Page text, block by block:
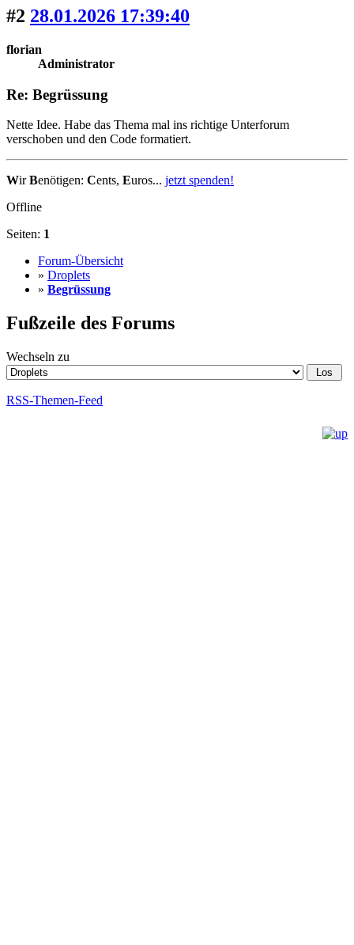
#2 28.01.2026 17:39:40
florian
Administrator
Re: Begrüssung
Nette Idee. Habe das Thema mal ins richtige Unterforum
verschoben und den Code formatiert.
WirBenötigen: Cents, Euros... jetzt spenden!
Offline
Seiten: 1
Forum-Übersicht
» Droplets
» Begrüssung
Fußzeile des Forums
Wechseln zu
RSS-Themen-Feed